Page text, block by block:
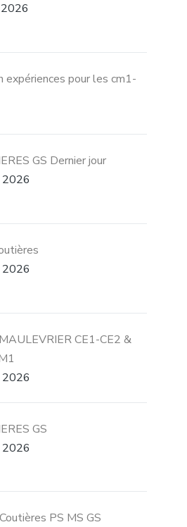
expériences pour les cm1-
GS Dernier jour
2026
2026
CE1-CE2 &
2026
GS
2026
PS MS GS